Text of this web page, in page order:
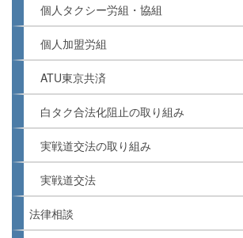
個人タクシー労組・協組
個人加盟労組
ATU東京共済
白タク合法化阻止の取り組み
実戦道交法の取り組み
実戦道交法
法律相談